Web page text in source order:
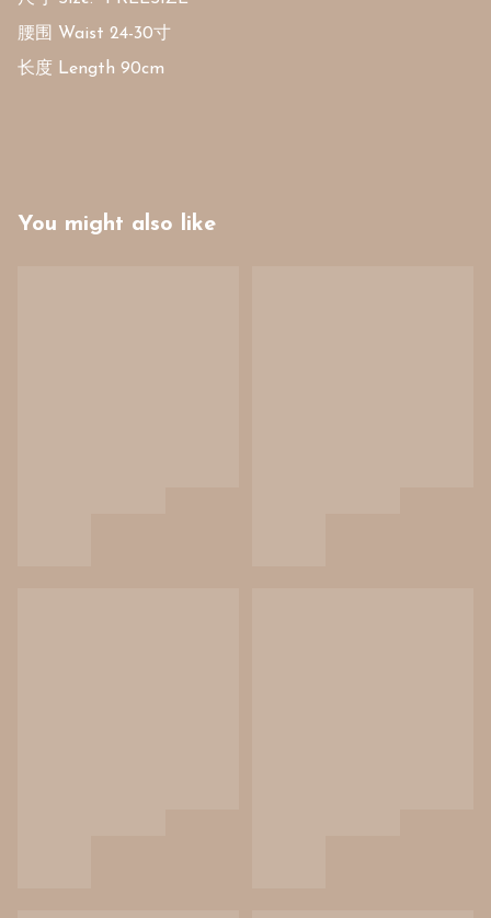
腰围 Waist 24-30寸
长度 Length 90cm
You might also like